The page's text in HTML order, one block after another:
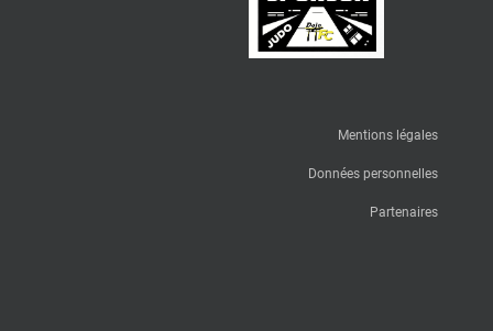
Mentions légales
Données personnelles
Partenaires